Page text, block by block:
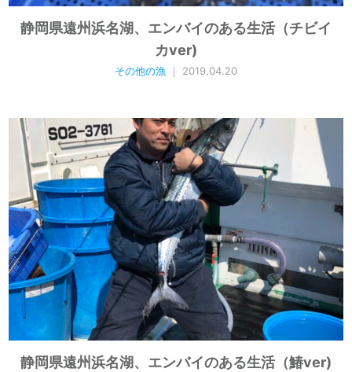
静岡県遠州浜名湖、エンバイのある生活（チビイ
カver)
その他の漁 ｜ 2019.04.20
静岡県遠州浜名湖、エンバイのある生活（鰆ver)